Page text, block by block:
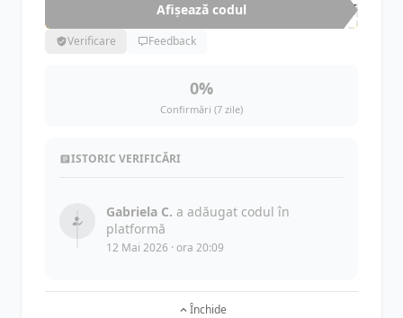
Afișează codul EXT
Verificare Feedback
0%
Confirmări (7 zile)
ISTORIC VERIFICĂRI
Gabriela C. a adăugat codul în
platformă
12 Mai 2026 · ora 20:09
Închide